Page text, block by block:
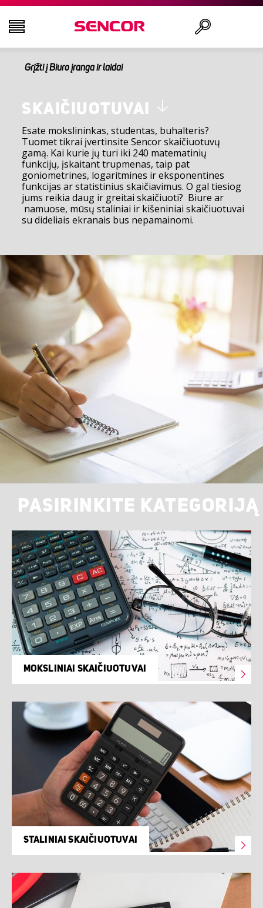
TELEVIZORIAI
GARSO IR VAIZDO TECHNIKA
VIRTUVĖ
NAMŲ ŪKIO PREKĖS
GROŽIO IR SVEIKATOS PREKĖS
Grįžti į Biuro įranga ir laidai
SKAIČIUOTUVAI
Esate mokslininkas, studentas, buhalteris?
Tuomet tikrai įvertinsite Sencor skaičiuotuvų
gamą. Kai kurie jų turi iki 240 matematinių
funkcijų, įskaitant trupmenas, taip pat
goniometrines, logaritmines ir eksponentines
funkcijas ar statistinius skaičiavimus. O gal tiesiog
jums reikia daug ir greitai skaičiuoti? Biure ar
namuose, mūsų staliniai ir kišeniniai skaičiuotuvai
su dideliais ekranais bus nepamainomi.
PASIRINKITE KATEGORIJĄ
MOKSLINIAI SKAIČIUOTUVAI
STALINIAI SKAIČIUOTUVAI